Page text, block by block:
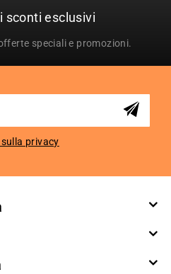
sconti esclusivi
speciali e promozioni.
privacy